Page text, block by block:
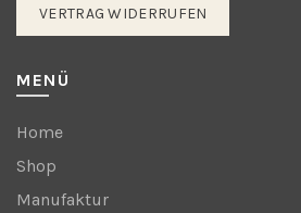
VERTRAG WIDERRUFEN
MENÜ
Home
Shop
Manufaktur